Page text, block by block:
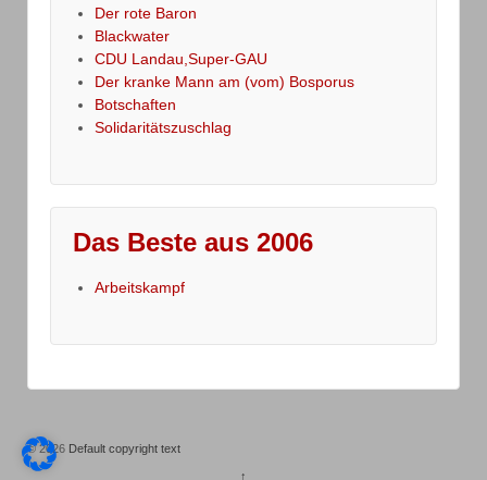
Der rote Baron
Blackwater
CDU Landau,Super-GAU
Der kranke Mann am (vom) Bosporus
Botschaften
Solidaritätszuschlag
Das Beste aus 2006
Arbeitskampf
© 2026 Default copyright text
↑